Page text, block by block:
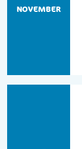
NOVEMBER